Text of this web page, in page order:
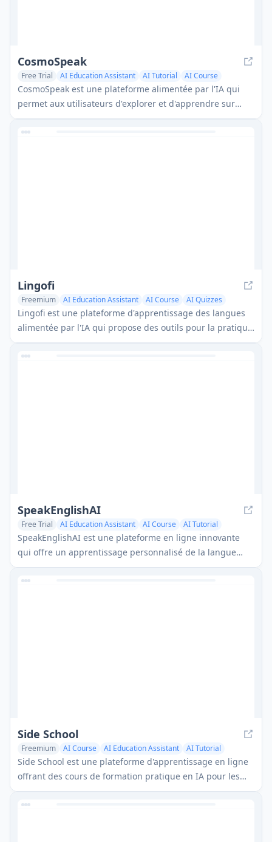
CosmoSpeak
Free Trial AI Education Assistant AI Tutorial AI Course
CosmoSpeak est une plateforme alimentée par l'IA qui
permet aux utilisateurs d'explorer et d'apprendre sur
l'ingénierie spatiale à travers des conversations
interactives.
Lingofi
Freemium AI Education Assistant AI Course AI Quizzes
Lingofi est une plateforme d'apprentissage des langues
alimentée par l'IA qui propose des outils pour la pratique
de la lecture, de l'écoute et de la parole afin d'améliorer la
fluidité dans plus de 29 langues.
SpeakEnglishAI
Free Trial AI Education Assistant AI Course AI Tutorial
SpeakEnglishAI est une plateforme en ligne innovante
qui offre un apprentissage personnalisé de la langue
anglaise grâce à un instructeur alimenté par l'IA, des
leçons interactives et des sessions en direct.
Side School
Freemium AI Course AI Education Assistant AI Tutorial
Side School est une plateforme d'apprentissage en ligne
offrant des cours de formation pratique en IA pour les
professionnels afin d'intégrer l'IA dans leur travail.